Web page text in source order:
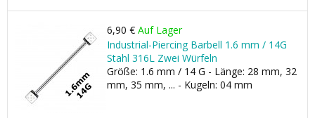
6,90 € Auf Lager
Industrial-Piercing Barbell 1.6 mm / 14G
Stahl 316L Zwei Würfeln
Größe: 1.6 mm / 14 G - Länge: 28 mm, 32
mm, 35 mm, ... - Kugeln: 04 mm